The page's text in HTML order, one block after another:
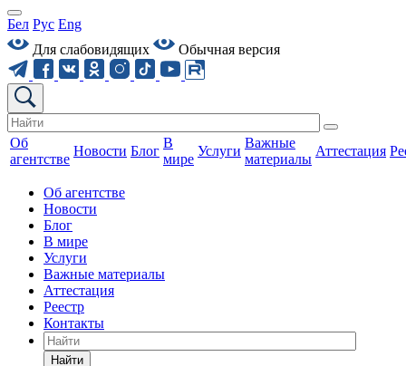
Бел Рус Eng
Для слабовидящих
Обычная версия
Об
агентстве
Новости Блог
В
мире
Услуги
Важные
материалы
Аттестация
Об агентстве
Новости
Блог
В мире
Услуги
Важные материалы
Аттестация
Реестр
Контакты
Найти